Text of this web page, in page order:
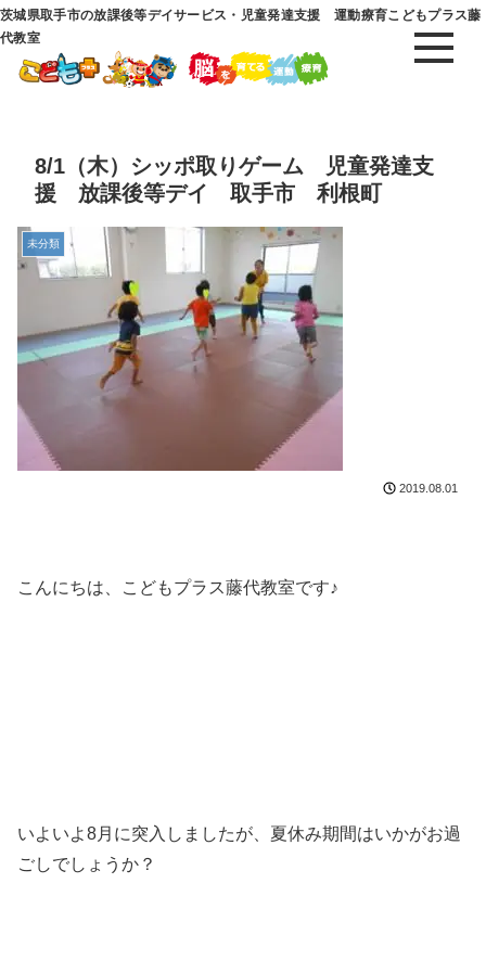
茨城県取手市の放課後等デイサービス・児童発達支援 運動療育こどもプラス藤
代教室
8/1（木）シッポ取りゲーム 児童発達支
援 放課後等デイ 取手市 利根町
未分類
2019.08.01
こんにちは、こどもプラス藤代教室です♪
いよいよ8月に突入しましたが、夏休み期間はいかがお過
ごしでしょうか？